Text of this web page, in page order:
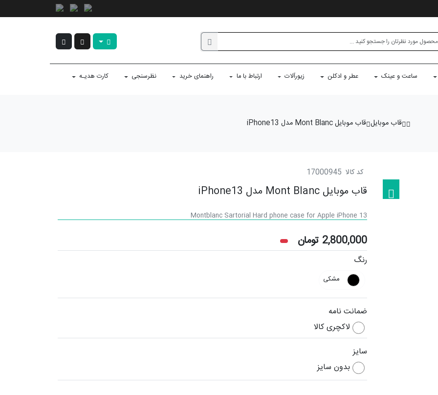
ساعت و عینک عطر و ادکلن زیورآلات ارتباط با ما راهنمای خرید نظرسنجی کارت هدیـه
قاب موبایل قاب موبایل Mont Blanc مدل iPhone13
کد کالا 17000945
قاب موبایل Mont Blanc مدل iPhone13
Montblanc Sartorial Hard phone case for Apple iPhone 13
2,800,000 تومان
رنگ
مشکی
ضمانت نامه
لاکچری کالا
سایز
بدون سایز